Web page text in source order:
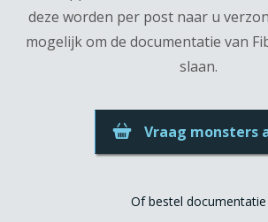
deze worden per post naar u
mogelijk om de documentatie van
slaan.
Vraag monsters
Of bestel documentatie